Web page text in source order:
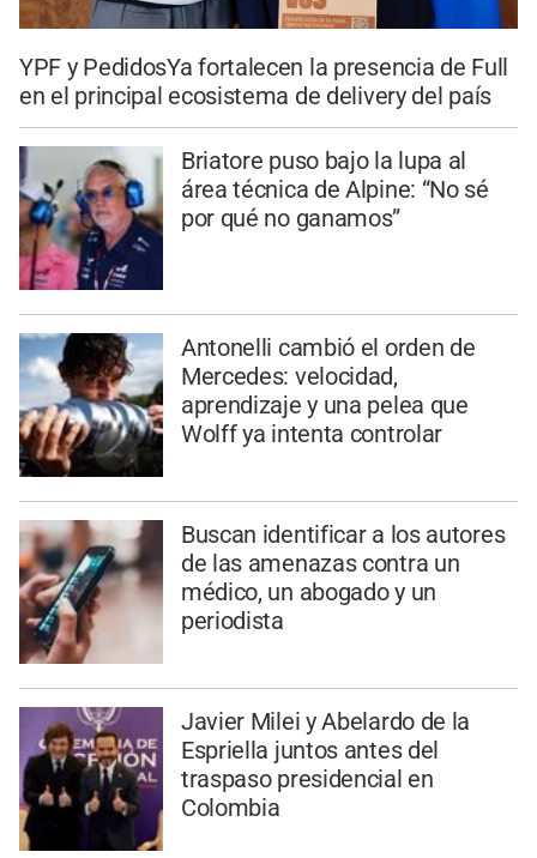
YPF y PedidosYa fortalecen la presencia de Full
en el principal ecosistema de delivery del país
Briatore puso bajo la lupa al
área técnica de Alpine: “No sé
por qué no ganamos”
Antonelli cambió el orden de
Mercedes: velocidad,
aprendizaje y una pelea que
Wolff ya intenta controlar
Buscan identificar a los autores
de las amenazas contra un
médico, un abogado y un
periodista
Javier Milei y Abelardo de la
Espriella juntos antes del
traspaso presidencial en
Colombia